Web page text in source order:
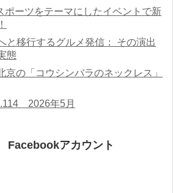
ポーツをテーマにしたイベントで新
と移行するグルメ発信： その演出
態
京の「コウシンバラのネックレス」
2026年5月
Facebookアカウント